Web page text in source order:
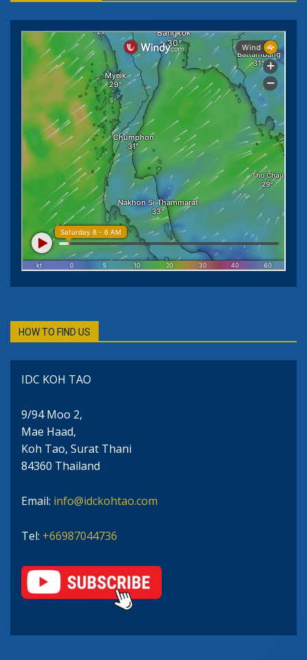
HOW TO FIND US
IDC KOH TAO
9/94 Moo 2,
Mae Haad,
Koh Tao, Surat Thani
84360 Thailand
Email: info@idckohtao.com
Tel: +66987044736